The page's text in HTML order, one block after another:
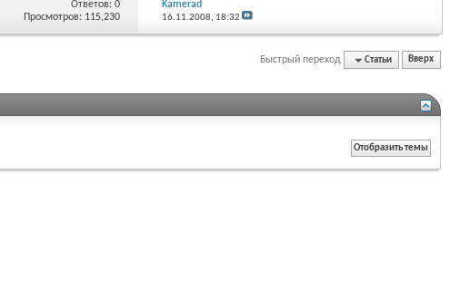
Ответов: 0
Просмотров: 115,230
Kamerad
16.11.2008, 18:32
Быстрый переход Статьи Вверх